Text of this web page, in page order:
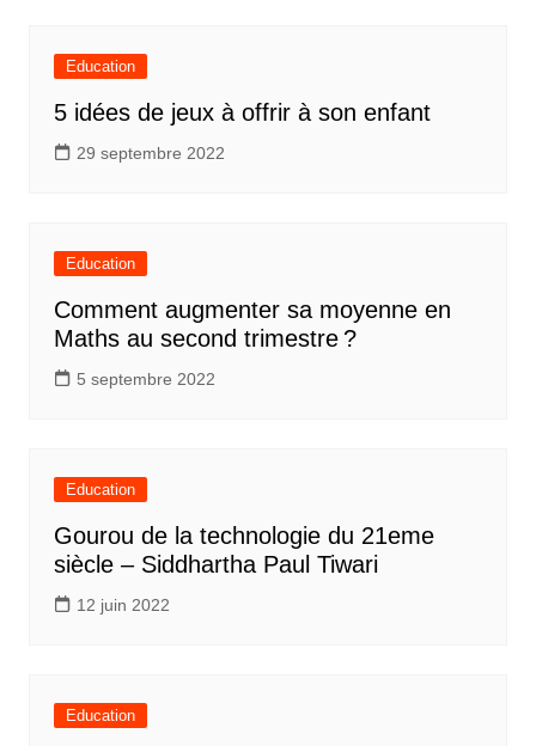
Education
5 idées de jeux à offrir à son enfant
29 septembre 2022
Education
Comment augmenter sa moyenne en
Maths au second trimestre ?
5 septembre 2022
Education
Gourou de la technologie du 21eme
siècle – Siddhartha Paul Tiwari
12 juin 2022
Education